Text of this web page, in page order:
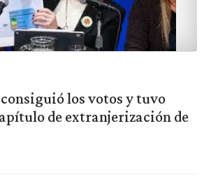
los votos y tuvo
de extranjerización de